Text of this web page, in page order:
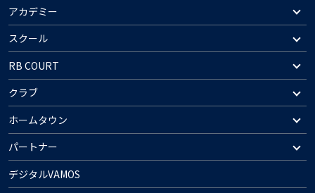
アカデミー
スクール
RB COURT
クラブ
ホームタウン
パートナー
デジタルVAMOS